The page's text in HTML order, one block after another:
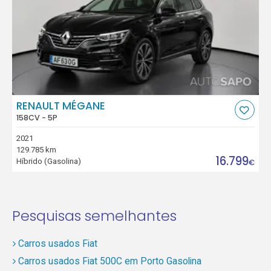
RENAULT MÉGANE
158CV - 5P
2021
129.785 km
Híbrido (Gasolina)
16.799€
Pesquisas semelhantes
Carros usados Fiat
Carros usados Fiat 500C em Porto Gasolina